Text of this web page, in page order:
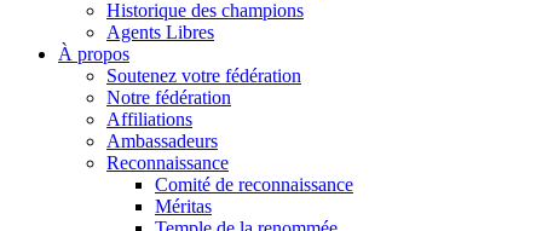
Historique des champions
Agents Libres
À propos
Soutenez votre fédération
Notre fédération
Affiliations
Ambassadeurs
Reconnaissance
Comité de reconnaissance
Méritas